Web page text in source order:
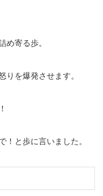
め寄る歩。
りを爆発させます。
！と歩に言いました。